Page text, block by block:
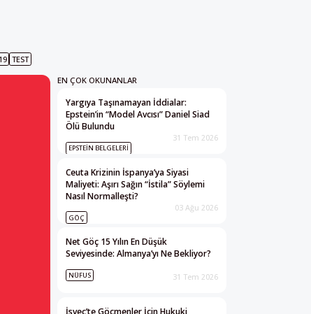
TEST
EN ÇOK OKUNANLAR
Yargıya Taşınamayan İddialar:
Epstein’in “Model Avcısı” Daniel Siad
Ölü Bulundu
EPSTEIN BELGELERI
31 Tem 2026
Ceuta Krizinin İspanya’ya Siyasi
Maliyeti: Aşırı Sağın “İstila” Söylemi
Nasıl Normalleşti?
GÖÇ
03 Ağu 2026
Net Göç 15 Yılın En Düşük
Seviyesinde: Almanya’yı Ne Bekliyor?
NÜFUS 31 Tem 2026
İsveç’te Göçmenler İçin Hukuki